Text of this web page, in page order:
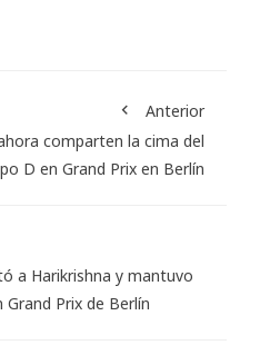
Anterior
comparten la cima del
D en Grand Prix en Berlín
a Harikrishna y mantuvo
Prix de Berlín